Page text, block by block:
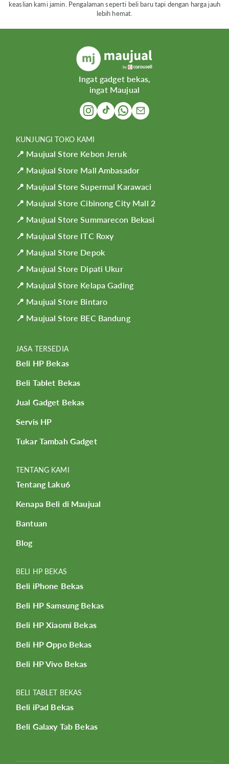
keaslian kami jamin. Pengalaman seperti beli baru tapi dengan harga jauh
lebih hemat.
Ingat gadget bekas,
ingat Maujual
KUNJUNGI TOKO KAMI
📍 Maujual Store Kebon Jeruk
📍 Maujual Store Mall Ambasador
📍 Maujual Store Supermal Karawaci
📍 Maujual Store Cibinong City Mall 2
📍 Maujual Store Summarecon Bekasi
📍 Maujual Store ITC Roxy
📍 Maujual Store Depok
📍 Maujual Store Dipati Ukur
📍 Maujual Store Kelapa Gading
📍 Maujual Store Bintaro
📍 Maujual Store BEC Bandung
JASA TERSEDIA
Beli HP Bekas
Beli Tablet Bekas
Jual Gadget Bekas
Servis HP
Tukar Tambah Gadget
TENTANG KAMI
Tentang Laku6
Kenapa Beli di Maujual
Bantuan
Blog
BELI HP BEKAS
Beli iPhone Bekas
Beli HP Samsung Bekas
Beli HP Xiaomi Bekas
Beli HP Oppo Bekas
Beli HP Vivo Bekas
BELI TABLET BEKAS
Beli iPad Bekas
Beli Galaxy Tab Bekas